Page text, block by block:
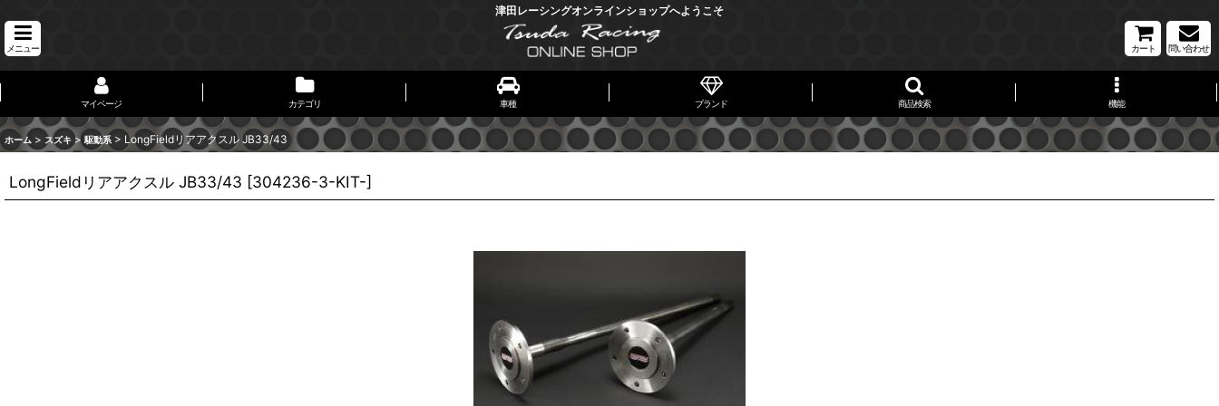
津田レーシングオンラインショップへようこそ
メニュー カート 問い合わせ
マイページ カテゴリ 車種 ブランド 商品検索 機能
ホーム > スズキ > 駆動系 > LongFieldリアアクスル JB33/43
LongFieldリアアクスル JB33/43 [304236-3-KIT-]